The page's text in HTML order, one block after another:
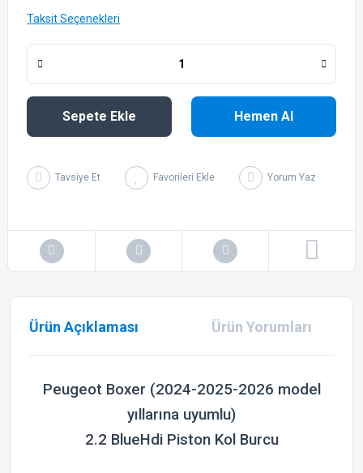
Taksit Seçenekleri
Sepete Ekle Hemen Al
Tavsiye Et Yorum Yaz
Ürün Açıklaması Ürün Yorumları
Peugeot Boxer (2024-2025-2026 model
yıllarına uyumlu)
2.2 BlueHdi Piston Kol Burcu